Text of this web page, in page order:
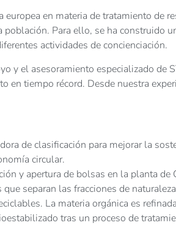
en materia de tratamiento de
Para ello, se ha construido
actividades de concienciación.
y el asesoramiento especializado de
en tiempo récord. Desde nuestra
de clasificación para mejorar la
circular.
y apertura de bolsas en la planta de
separan las fracciones de
La materia orgánica es
tras un proceso de